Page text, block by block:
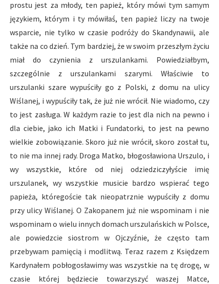
prostu jest za młody, ten papież, który mówi tym samym
językiem, którym i ty mówiłaś, ten papież liczy na twoje
wsparcie, nie tylko w czasie podróży do Skandynawii, ale
także na co dzień. Tym bardziej, że w swoim przeszłym życiu
miał do czynienia z urszulankami. Powiedziałbym,
szczególnie z urszulankami szarymi. Właściwie to
urszulanki szare wypuściły go z Polski, z domu na ulicy
Wiślanej, i wypuściły tak, że już nie wrócił. Nie wiadomo, czy
to jest zasługa. W każdym razie to jest dla nich na pewno i
dla ciebie, jako ich Matki i Fundatorki, to jest na pewno
wielkie zobowiązanie. Skoro już nie wrócił, skoro został tu,
to nie ma innej rady. Droga Matko, błogosławiona Urszulo, i
wy wszystkie, które od niej odziedziczyłyście imię
urszulanek, wy wszystkie musicie bardzo wspierać tego
papieża, któregoście tak nieopatrznie wypuściły z domu
przy ulicy Wiślanej. O Zakopanem już nie wspominam i nie
wspominam o wielu innych domach urszulańskich w Polsce,
ale powiedzcie siostrom w Ojczyźnie, że często tam
przebywam pamięcią i modlitwą. Teraz razem z Księdzem
Kardynałem pobłogosławimy was wszystkie na tę drogę, w
czasie której będziecie towarzyszyć waszej Matce,